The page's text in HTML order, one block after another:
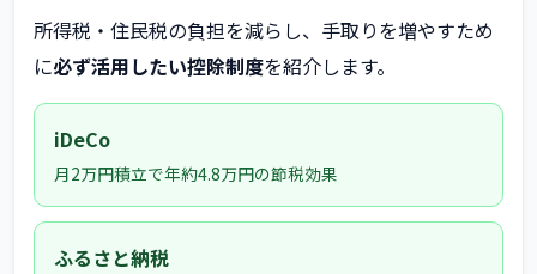
所得税・住民税の負担を減らし、手取りを増やすため
に必ず活用したい控除制度を紹介します。
iDeCo
月2万円積立で年約4.8万円の節税効果
ふるさと納税